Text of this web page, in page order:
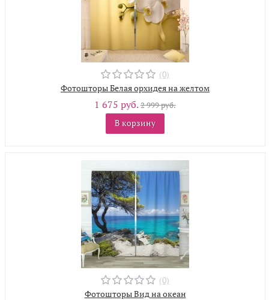
(0)
Фотошторы Белая орхидея на желтом
1 675 руб.2 999 руб.
В корзину
(0)
Фотошторы Вид на океан